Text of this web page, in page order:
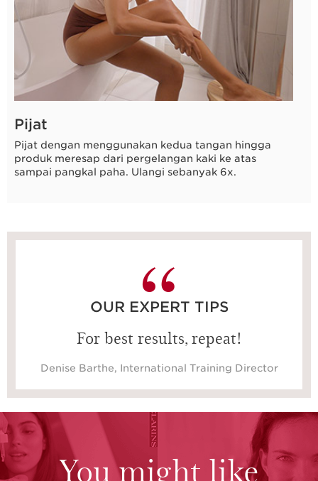
Pijat
Pijat dengan menggunakan kedua tangan hingga
produk meresap dari pergelangan kaki ke atas
sampai pangkal paha. Ulangi sebanyak 6x.
OUR EXPERT TIPS
For best results, repeat!
Denise Barthe, International Training Director
You might like